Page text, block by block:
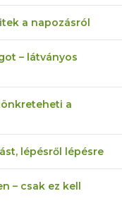
a napozásról
– látványos
a
lépésről lépésre
– csak ez kell